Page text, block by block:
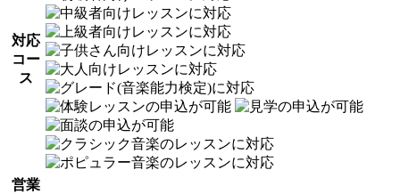
対応
コー
ス
営業